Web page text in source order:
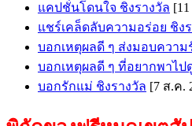
แคปชั่นโดนใจ ชิงรางวัล
แชร์เคล็ดลับความอร่อย ชิง
บอกเหตุผลดี ๆ ส่งมอบความ
บอกเหตุผลดี ๆ ที่อยากพาไป
บอกรักแม่ ชิงรางวัล [7 ส.ค.